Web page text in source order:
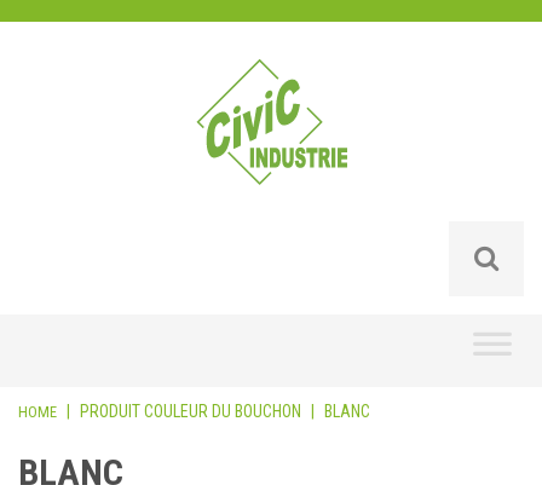
HOME PRODUIT COULEUR DU BOUCHON BLANC
BLANC